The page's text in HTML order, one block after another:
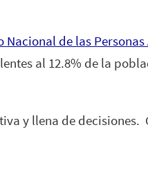
Nacional de las Personas
al 12.8% de la
y llena de